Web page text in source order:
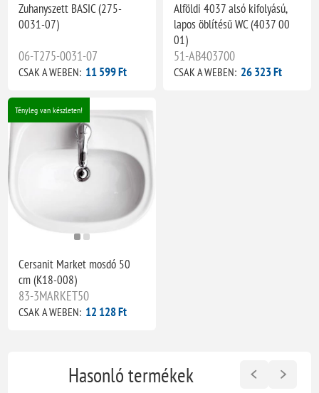
Zuhanyszett BASIC (275-
0031-07)
06-T275-0031-07
CSAK A WEBEN: 11 599 Ft
Alföldi 4037 alsó kifolyású,
lapos öblítésű WC (4037 00
01)
51-AB403700
CSAK A WEBEN: 26 323 Ft
Tényleg van készleten!
Cersanit Market mosdó 50
cm (K18-008)
83-3MARKET50
CSAK A WEBEN: 12 128 Ft
Hasonló termékek